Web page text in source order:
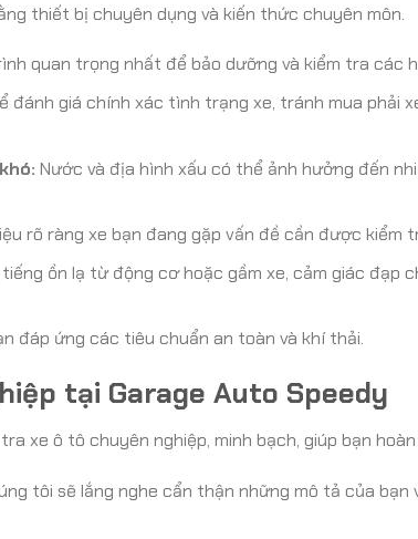
thiết bị chuyên dụng và kiến thức chuyên môn.
quan trọng nhất để bảo dưỡng và kiểm tra các
giá chính xác tình trạng xe, tránh mua phải
Nước và địa hình xấu có thể ảnh hưởng đến
rõ ràng xe bạn đang gặp vấn đề cần được kiểm
tiếng ồn lạ từ động cơ hoặc gầm xe, cảm giác đạp
đáp ứng các tiêu chuẩn an toàn và khí thải.
tại Garage Auto Speedy
xe ô tô chuyên nghiệp, minh bạch, giúp bạn
tôi sẽ lắng nghe cẩn thận những mô tả của